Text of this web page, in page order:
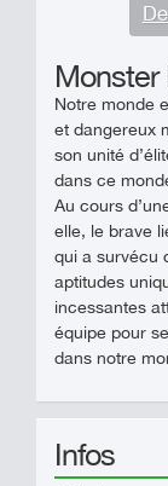
Monster
Notre monde
et dangereux
son unité
dans ce
Au cours
elle, le brave
qui a survécu
aptitudes
incessantes
équipe pour
dans notre
Infos